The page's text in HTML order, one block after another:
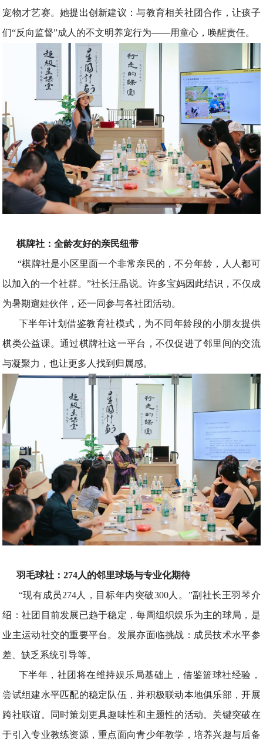
宠物才艺赛。她提出创新建议：与教育相关社团合作，让孩子
们“反向监督”成人的不文明养宠行为——用童心，唤醒责任。
棋牌社：全龄友好的亲民纽带
“棋牌社是小区里面一个非常亲民的，不分年龄，人人都可
以加入的一个社群。”社长汪晶说。许多宝妈因此结识，不仅成
为暑期遛娃伙伴，还一同参与各社团活动。
下半年计划借鉴教育社模式，为不同年龄段的小朋友提供
棋类公益课。通过棋牌社这一平台，不仅促进了邻里间的交流
与凝聚力，也让更多人找到归属感。
羽毛球社：274人的邻里球场与专业化期待
“现有成员274人，目标年内突破300人。”副社长王羽琴介
绍：社团目前发展已趋于稳定，每周组织娱乐为主的球局，是
业主运动社交的重要平台。发展亦面临挑战：成员技术水平参
差、缺乏系统引导等。
下半年，社团将在维持娱乐局基础上，借鉴篮球社经验，
尝试组建水平匹配的稳定队伍，并积极联动本地俱乐部，开展
跨社联谊。同时策划更具趣味性和主题性的活动。关键突破在
于引入专业教练资源，重点面向青少年教学，培养兴趣与后备